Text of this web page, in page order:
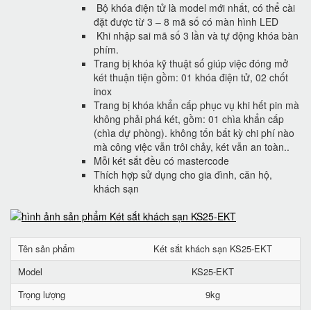
Bộ khóa điện tử là model mới nhất, có thể cài
đặt được từ 3 – 8 mã số có màn hình LED
Khi nhập sai mã số 3 lần và tự động khóa bàn
phím.
Trang bị khóa kỹ thuật số giúp việc đóng mở
két thuận tiện gồm: 01 khóa điện tử, 02 chốt
inox
Trang bị khóa khẩn cấp phục vụ khi hết pin mà
không phải phá két, gồm: 01 chìa khẩn cấp
(chìa dự phòng). không tốn bất kỳ chi phí nào
mà công việc vẫn trôi chảy, két vẫn an toàn..
Mỗi két sắt đều có mastercode
Thích hợp sử dụng cho gia đình, căn hộ,
khách sạn
Tên sản phẩm
Két sắt khách sạn KS25-EKT
Model
KS25-EKT
Trọng lượng
9kg